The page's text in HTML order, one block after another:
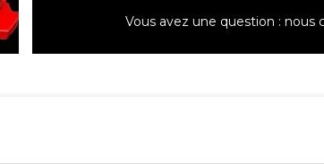
Vous avez une question : nous